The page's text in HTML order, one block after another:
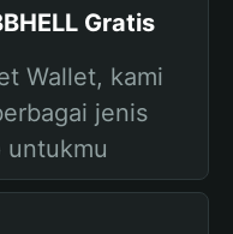
Gratis
Wallet, kami
jenis
untukmu